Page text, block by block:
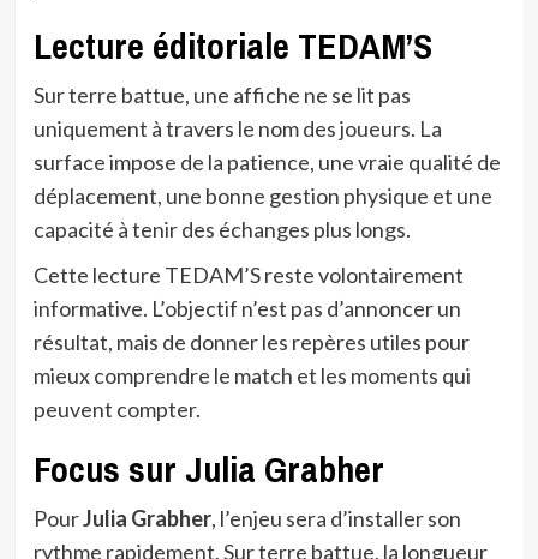
Lecture éditoriale TEDAM’S
Sur terre battue, une affiche ne se lit pas
uniquement à travers le nom des joueurs. La
surface impose de la patience, une vraie qualité de
déplacement, une bonne gestion physique et une
capacité à tenir des échanges plus longs.
Cette lecture TEDAM’S reste volontairement
informative. L’objectif n’est pas d’annoncer un
résultat, mais de donner les repères utiles pour
mieux comprendre le match et les moments qui
peuvent compter.
Focus sur Julia Grabher
PourJulia Grabher, l’enjeu sera d’installer son
rythme rapidement. Sur terre battue, la longueur